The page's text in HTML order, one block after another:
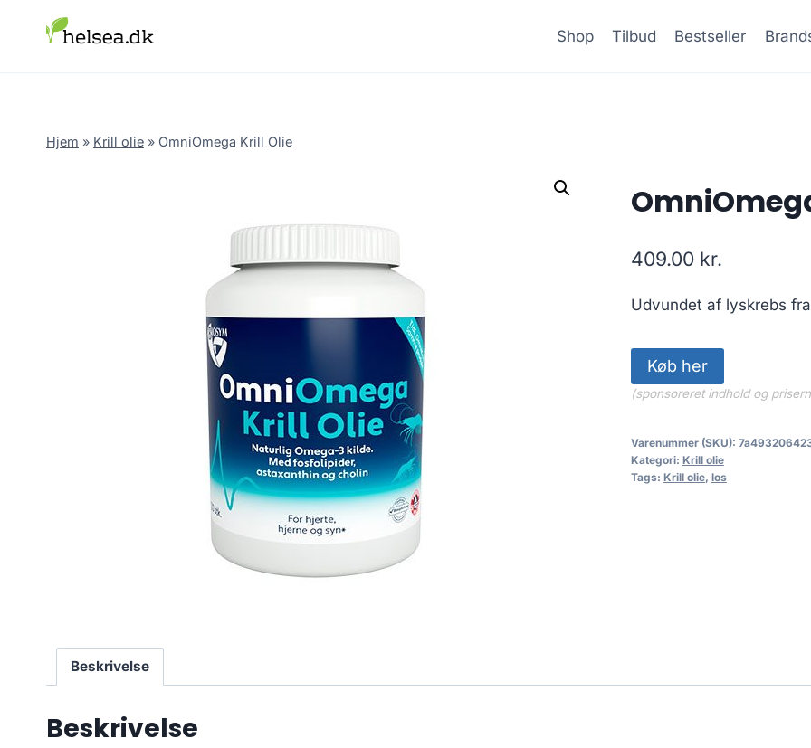
Shop Tilbud Bestseller
Hjem » Krill olie » OmniOmega Krill Olie
409.00 kr.
Udvundet af lyskrebs
Køb her
(sponsoreret indhold og
Varenummer (SKU):
Kategori: Krill olie
Tags: Krill olie, los
Beskrivelse
Beskrivelse